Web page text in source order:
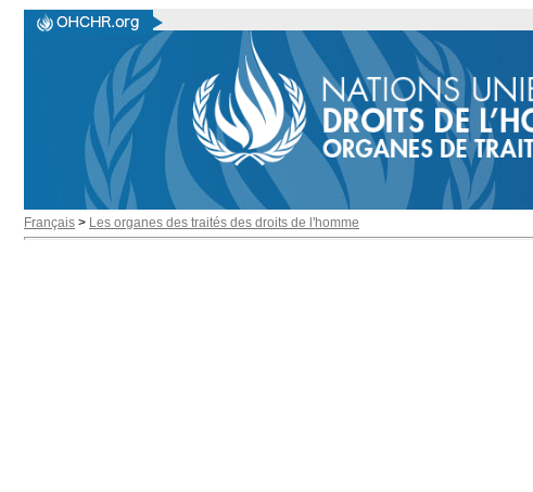
Français > Les organes des traités des droits de l'homme